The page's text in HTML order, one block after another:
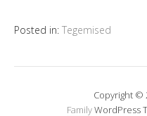
Posted in: Tegemised
Copyright ©
FamilyWordPress